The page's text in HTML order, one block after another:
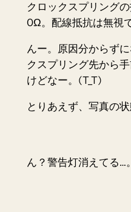
クロックスプリング
0Ω。配線抵抗は無視
んー。原因分からず
クスプリング先から
けどなー。(T_T)
とりあえず、写真の状
ん？警告灯消えてる…。